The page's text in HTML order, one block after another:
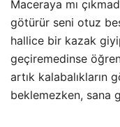
Maceraya mı
götürür seni otuz
hallice bir kazak
geçiremedinse
artık kalabalıkların
beklemezken, sana